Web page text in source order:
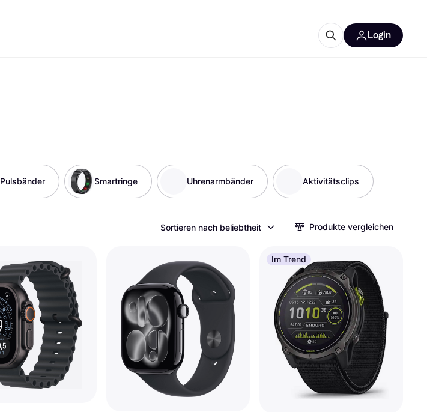
Bücher, Filme & Musik
Alle Kategorien
Login
Pulsbänder Smartringe Uhrenarmbänder Aktivitätsclips
Sortieren nach beliebtheit Produkte vergleichen
Im Trend